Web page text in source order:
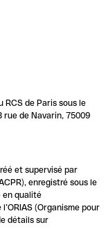
RCS de Paris sous le
rue de Navarin, 75009
et supervisé par
enregistré sous le
en qualité
(Organisme pour
détails sur